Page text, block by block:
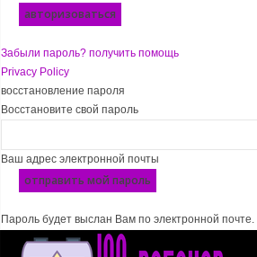
Забыли пароль? получить помощь
Privacy Policy
восстановление пароля
Восстановите свой пароль
Ваш адрес электронной почты
Пароль будет выслан Вам по электронной почте.